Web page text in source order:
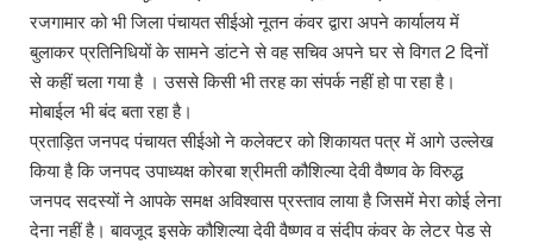
रजगामार को भी जिला पंचायत सीईओ नूतन कंवर द्वारा अपने कार्यालय में
बुलाकर प्रतिनिधियों के सामने डांटने से वह सचिव अपने घर से विगत 2 दिनों
से कहीं चला गया है । उससे किसी भी तरह का संपर्क नहीं हो पा रहा है।
मोबाईल भी बंद बता रहा है।
प्रताड़ित जनपद पंचायत सीईओ ने कलेक्टर को शिकायत पत्र में आगे उल्लेख
किया है कि जनपद उपाध्यक्ष कोरबा श्रीमती कौशिल्या देवी वैष्णव के विरुद्ध
जनपद सदस्यों ने आपके समक्ष अविश्वास प्रस्ताव लाया है जिसमें मेरा कोई लेना
देना नहीं है। बावजूद इसके कौशिल्या देवी वैष्णव व संदीप कंवर के लेटर पेड से